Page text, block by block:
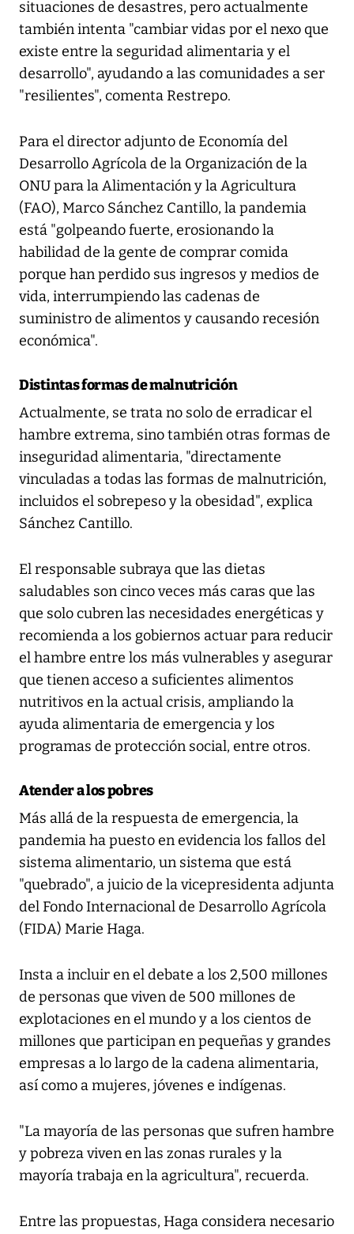
situaciones de desastres, pero actualmente
también intenta "cambiar vidas por el nexo que
existe entre la seguridad alimentaria y el
desarrollo", ayudando a las comunidades a ser
"resilientes", comenta Restrepo.
Para el director adjunto de Economía del
Desarrollo Agrícola de la Organización de la
ONU para la Alimentación y la Agricultura
(FAO), Marco Sánchez Cantillo, la pandemia
está "golpeando fuerte, erosionando la
habilidad de la gente de comprar comida
porque han perdido sus ingresos y medios de
vida, interrumpiendo las cadenas de
suministro de alimentos y causando recesión
económica".
Distintas formas de malnutrición
Actualmente, se trata no solo de erradicar el
hambre extrema, sino también otras formas de
inseguridad alimentaria, "directamente
vinculadas a todas las formas de malnutrición,
incluidos el sobrepeso y la obesidad", explica
Sánchez Cantillo.
El responsable subraya que las dietas
saludables son cinco veces más caras que las
que solo cubren las necesidades energéticas y
recomienda a los gobiernos actuar para reducir
el hambre entre los más vulnerables y asegurar
que tienen acceso a suficientes alimentos
nutritivos en la actual crisis, ampliando la
ayuda alimentaria de emergencia y los
programas de protección social, entre otros.
Atender a los pobres
Más allá de la respuesta de emergencia, la
pandemia ha puesto en evidencia los fallos del
sistema alimentario, un sistema que está
"quebrado", a juicio de la vicepresidenta adjunta
del Fondo Internacional de Desarrollo Agrícola
(FIDA) Marie Haga.
Insta a incluir en el debate a los 2,500 millones
de personas que viven de 500 millones de
explotaciones en el mundo y a los cientos de
millones que participan en pequeñas y grandes
empresas a lo largo de la cadena alimentaria,
así como a mujeres, jóvenes e indígenas.
"La mayoría de las personas que sufren hambre
y pobreza viven en las zonas rurales y la
mayoría trabaja en la agricultura", recuerda.
Entre las propuestas, Haga considera necesario